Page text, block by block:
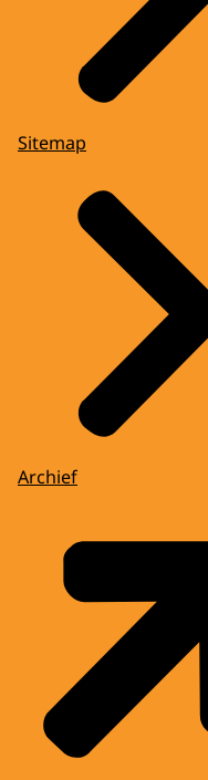
Sitemap
Archief